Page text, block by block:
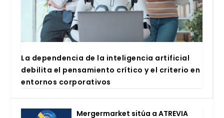
La depen­den­cia de la inte­li­gen­cia arti­fi­cial
debi­li­ta el pen­sa­mien­to crí­ti­co y el cri­te­rio en
entor­nos cor­po­ra­ti­vos
Mer­ger­mar­ket sitúa a ATRE­VIA